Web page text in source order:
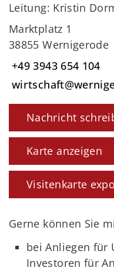
Leitung: Kristin
Marktplatz 1
38855 Wernigerode
+49 3943 654 104
Nachricht
Karte anzeigen
Visitenkarte
Gerne können Sie
bei Anliegen für
Investoren für